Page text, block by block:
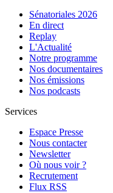
Sénatoriales 2026
En direct
Replay
L'Actualité
Notre programme
Nos documentaires
Nos émissions
Nos podcasts
Services
Espace Presse
Nous contacter
Newsletter
Où nous voir ?
Recrutement
Flux RSS